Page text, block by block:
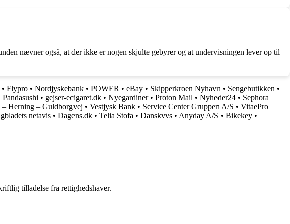
nævner også, at der ikke er nogen skjulte gebyrer og at undervisningen lever op til
• Flypro • Nordjyskebank • POWER • eBay • Skipperkroen Nyhavn • Sengebutikken •
Pandasushi • gejser-ecigaret.dk • Nyegardiner• Proton Mail • Nyheder24 • Sephora
– Herning – Guldborgvej • Vestjysk Bank • Service Center Gruppen A/S • VitaePro
netavis • Dagens.dk • Telia Stofa • Danskvvs • Anyday A/S • Bikekey •
tilladelse fra rettighedshaver.